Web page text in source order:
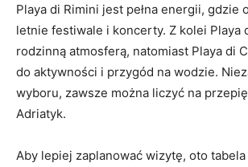
⁣Playa di Rimini ⁢jest pełna energii,‍ gdzie⁤
⁣letnie festiwale i koncerty.‌ Z ⁣kolei​ Playa
rodzinną atmosferą, natomiast Playa di
do aktywności ⁢i przygód⁣ na wodzie.
⁤wyboru, zawsze ⁤można liczyć na
Adriatyk.
Aby lepiej zaplanować ​wizytę, oto